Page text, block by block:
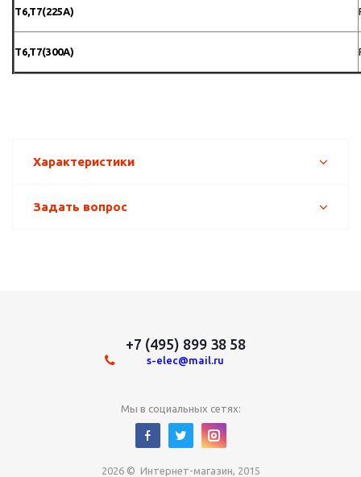
T6,T7(225A)
T6,T7(300A)
Характеристики
Задать вопрос
+7 (495) 899 38 58
s-elec@mail.ru
Мы в социальных сетях:
2026 © Интернет-магазин, 2015